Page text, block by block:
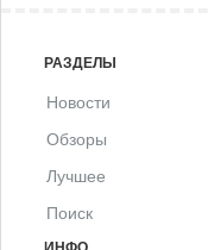
РАЗДЕЛЫ
Новости
Обзоры
Лучшее
Поиск